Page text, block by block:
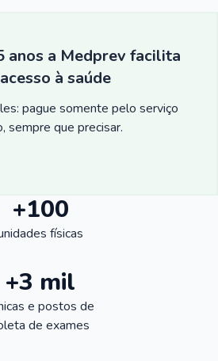
anos a Medprev facilita
à saúde
pague somente pelo serviço
sempre que precisar.
+100
físicas
+3 mil
e postos de
de exames